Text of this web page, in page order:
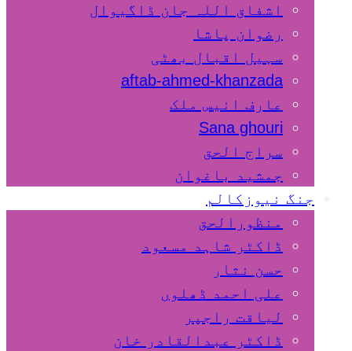
اشفاق اللہ جان ڈاگیوال
رضوان پاشا
سہیل اقبال بھٹی
aftab-ahmed-khanzada
عارف انیس ملک
Sana ghouri
سراج الحق
جمشید باغوان
جنگ نیوزکالم
منظورالحق
ڈاکٹر شاہد مسعود
حسن نثار
علی احمد ڈھلوں
لیاقت راجپر
ڈاکٹر عبدالقادر خان